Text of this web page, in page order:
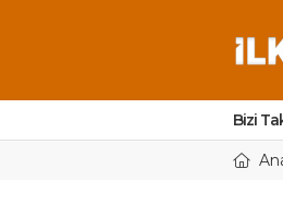
Bizi